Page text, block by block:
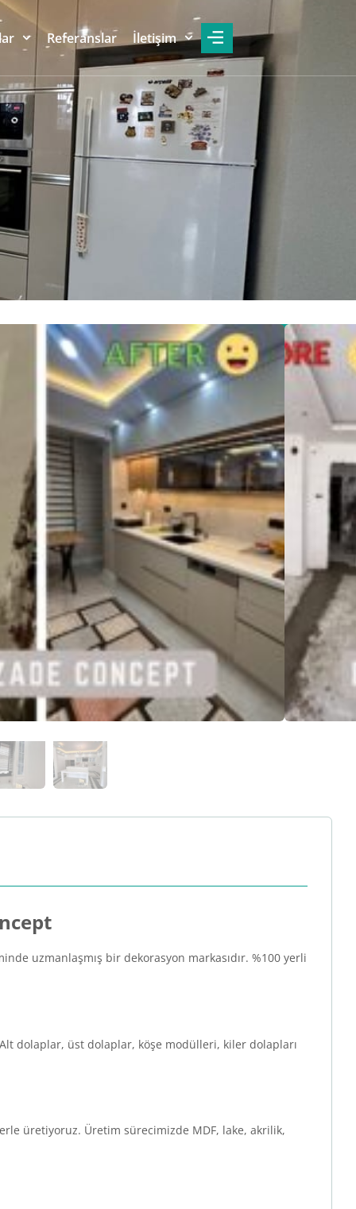
Referanslar İletişim
ücretsiz projelendirme ve
hizmetimizden yararlanmak ve
sorularınız için lütfen bizi
WhatsappHemen
Arayın
uzmanlaşmış bir dekorasyon markasıdır. %100 yerli
dolaplar, üst dolaplar, köşe modülleri, kiler dolapları
üretiyoruz. Üretim sürecimizde MDF, lake, akrilik,